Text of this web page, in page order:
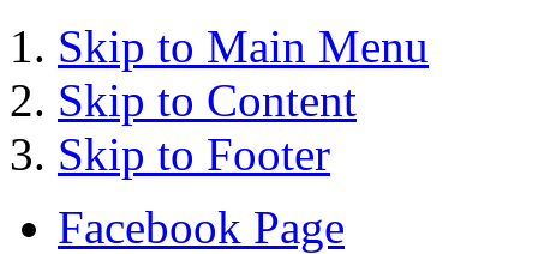
Skip to Main Menu
Skip to Content
Skip to Footer
Facebook Page